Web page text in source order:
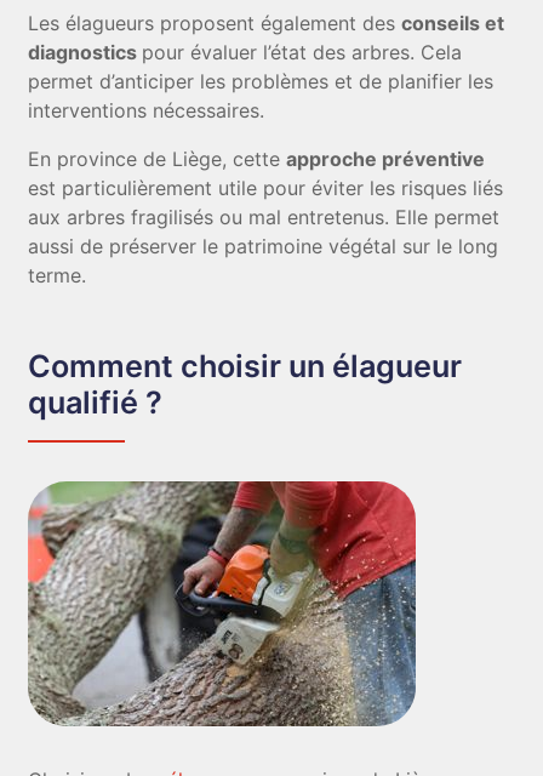
Les élagueurs proposent également desconseils et
diagnostics pour évaluer l’état des arbres. Cela
permet d’anticiper les problèmes et de planifier les
interventions nécessaires.
En province de Liège, cetteapproche préventive
est particulièrement utile pour éviter les risques liés
aux arbres fragilisés ou mal entretenus. Elle permet
aussi de préserver le patrimoine végétal sur le long
terme.
Comment choisir un élagueur
qualifié ?